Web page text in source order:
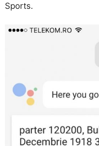
Sports.